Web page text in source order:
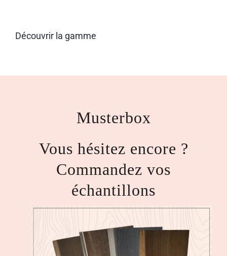
Découvrir la gamme
Musterbox
Vous hésitez encore ?
Commandez vos
échantillons